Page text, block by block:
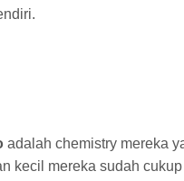
adalah chemistry mereka
kecil mereka sudah